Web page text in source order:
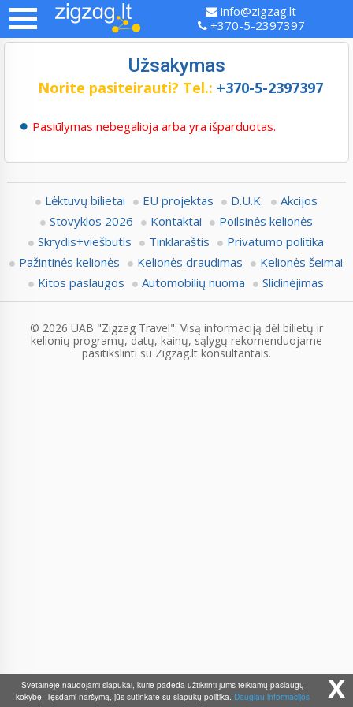
info@zigzag.lt
+370-5-2397397
Užsakymas
Norite pasiteirauti? Tel.: +370-5-2397397
Pasiūlymas nebegalioja arba yra išparduotas.
Lėktuvų bilietai EU projektas D.U.K.
Akcijos
Stovyklos 2026
Kontaktai
Poilsinės kelionės
Skrydis+viešbutis
Tinklaraštis
Privatumo politika
Pažintinės kelionės
Kelionės draudimas
Kelionės šeimai
Kitos paslaugos
Automobilių nuoma Slidinėjimas
© 2026 UAB "Zigzag Travel". Visą informaciją dėl bilietų ir
kelionių programų, datų, kainų, sąlygų rekomenduojame
pasitikslinti su Zigzag.lt konsultantais.
x
Svetainėje naudojami slapukai, kurie padeda užtikrinti jums teikiamų paslaugų
kokybę. Tęsdami naršymą, jūs sutinkate su slapukų politika. Daugiau informacijos